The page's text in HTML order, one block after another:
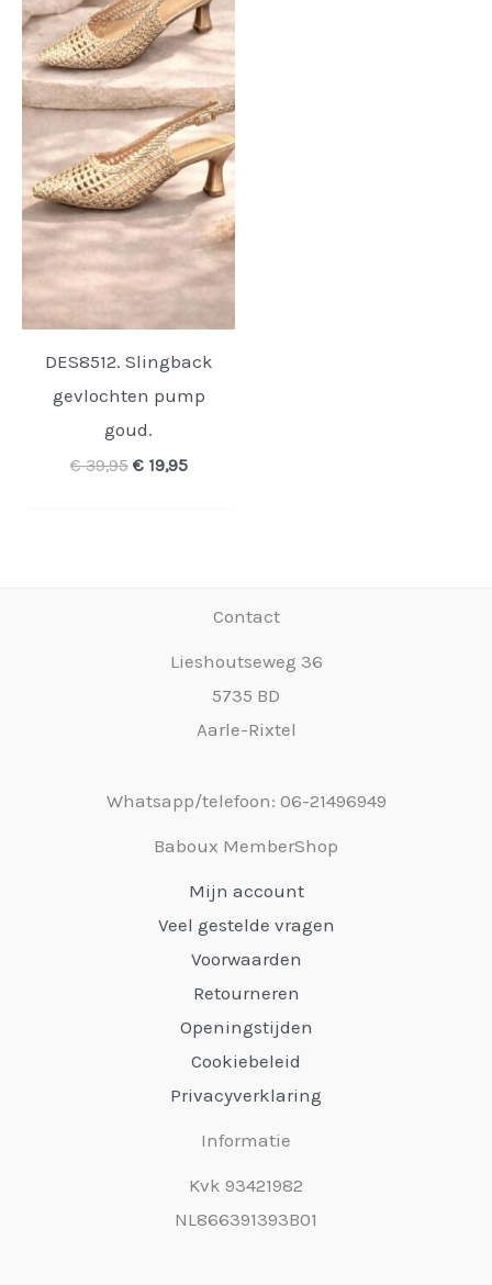
DES8512. Slingback
gevlochten pump
goud.
€39,95 Oorspronkelijke
€19,95Huidige
Contact
Lieshoutseweg 36
5735 BD
Aarle-Rixtel
Whatsapp/telefoon: 06-21496949
Baboux MemberShop
Mijn account
Veel gestelde vragen
Voorwaarden
Retourneren
Openingstijden
Cookiebeleid
Privacyverklaring
Informatie
Kvk 93421982
NL866391393B01